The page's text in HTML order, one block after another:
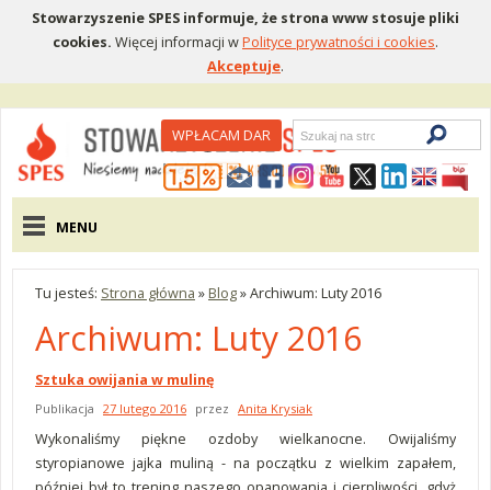
Stowarzyszenie SPES informuje, że strona www stosuje pliki
cookies. Więcej informacji wPolityce prywatności i cookies.
Akceptuje.
Menu pomocniczeWPŁACAM DAR
Wyszukiwarka
Menu główne
MENU
Tu jesteś: Strona główna » Blog»Archiwum: Luty 2016
Archiwum: Luty 2016
Sztuka owijania w mulinę
Publikacja 27 lutego 2016 przez Anita Krysiak
Wykonaliśmy piękne ozdoby wielkanocne. Owijaliśmy
styropianowe jajka muliną - na początku z wielkim zapałem,